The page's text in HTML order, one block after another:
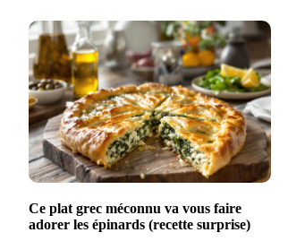
Ce plat grec méconnu va vous faire
adorer les épinards (recette surprise)